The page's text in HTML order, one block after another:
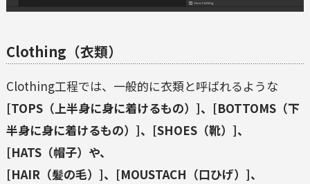
Clothing（衣類）
Clothing工程では、一般的に衣類と呼ばれるような
[TOPS（上半身に身に着けるもの）]、[BOTTOMS（下
半身に身に着けるもの）]、[SHOES（靴）]、
[HATS（帽子）や、
[HAIR（髪の毛）]、[MOUSTACH（口ひげ）]、